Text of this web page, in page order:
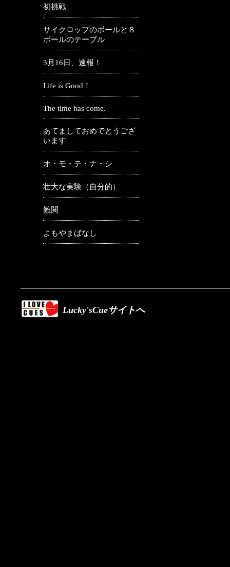
初挑戦
サイクロップのボールと８
ボールのテーブル
3月16日、速報！
Life is Good！
The time has come.
あてましておめでとうござ
います
オ・モ・テ・ナ・シ
壮大な実験（自分的）
難関
よもやまばなし
Lucky'sCueサイトへ